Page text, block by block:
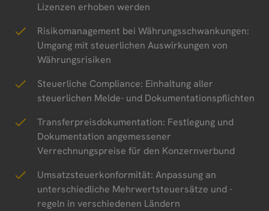
Lizenzen erhoben werden
Risikomanagement bei Währungsschwankungen:
Umgang mit steuerlichen Auswirkungen von
Währungsrisiken
Steuerliche Compliance: Einhaltung aller
steuerlichen Melde- und Dokumentationspflichten
Transferpreisdokumentation: Festlegung und
Dokumentation angemessener
Verrechnungspreise für den Konzernverbund
Umsatzsteuerkonformität: Anpassung an
unterschiedliche Mehrwertsteuersätze und -
regeln in verschiedenen Ländern